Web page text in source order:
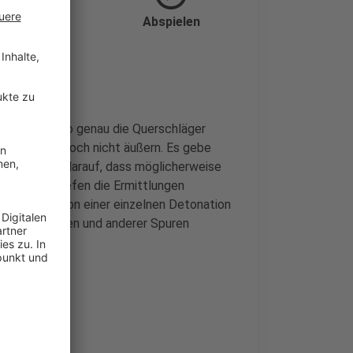
Abspielen
und wo genau die Querschläger
noch nicht äußern. Es gebe
auch darauf, dass möglicherweise
Dennoch liefen die Ermittlungen
aktuell von einer einzelnen Detonation
und anderer Spuren